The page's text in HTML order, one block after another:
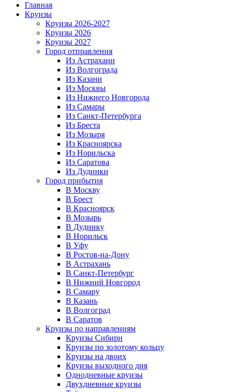
Главная
Круизы
Круизы 2026-2027
Круизы 2026
Круизы 2027
Город отправления
Из Астрахани
Из Волгограда
Из Казани
Из Москвы
Из Нижнего Новгорода
Из Самары
Из Санкт-Петербурга
Из Бреста
Из Мозыря
Из Красноярска
Из Норильска
Из Саратова
Из Дудинки
Город прибытия
В Москву
В Брест
В Красноярск
В Мозырь
В Дудинку
В Норильск
В Уфу
В Ростов-на-Дону
В Астрахань
В Санкт-Петербург
В Нижний Новгород
В Самару
В Казань
В Волгоград
В Саратов
Круизы по направлениям
Круизы Сибири
Круизы по золотому кольцу
Круизы на двоих
Круизы выходного дня
Однодневные круизы
Двухдневные круизы